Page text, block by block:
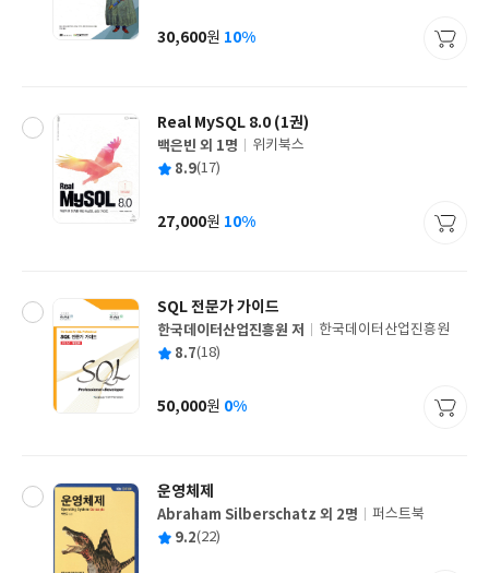
사
가
30,600원 10%
Real MySQL 8.0 (1권)
글
쓴
백은빈 외 1명
출
사
위키북스
평 8.9(17)
가
27,000원 10%
SQL 전문가 가이드
글
쓴
한국데이터산업진흥원 저
출
사
한국데이터산업진흥원
평 8.7(18)
가
50,000원 0%
운영체제
글
쓴
Abraham Silberschatz 외 2명
출
퍼스트북
평 9.2(22)